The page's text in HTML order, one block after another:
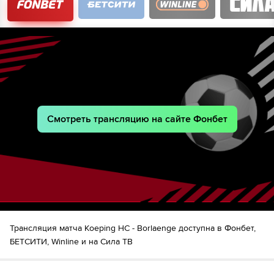
Смотреть трансляцию на сайте Фонбет
Трансляция матча Koeping HC - Borlaenge доступна в Фонбет,
БЕТСИТИ, Winline и на Сила ТВ